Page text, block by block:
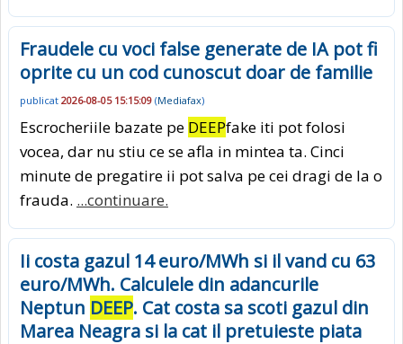
Fraudele cu voci false generate de IA pot fi
oprite cu un cod cunoscut doar de familie
publicat 2026-08-05 15:15:09 (Mediafax)
Escrocheriile bazate pe DEEPfake iti pot folosi
vocea, dar nu stiu ce se afla in mintea ta. Cinci
minute de pregatire ii pot salva pe cei dragi de la o
frauda. ...continuare.
Ii costa gazul 14 euro/MWh si il vand cu 63
euro/MWh. Calculele din adancurile
Neptun DEEP. Cat costa sa scoti gazul din
Marea Neagra si la cat il pretuieste piata